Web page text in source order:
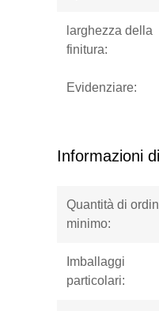
larghezza della
finitura:
Evidenziare:
Informazioni
Quantità di
minimo:
Imballaggi
particolari: